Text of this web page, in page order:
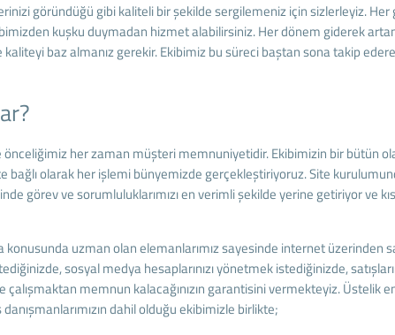
göründüğü gibi kaliteli bir şekilde sergilemeniz için sizlerleyiz. Her
kuşku duymadan hizmet alabilirsiniz. Her dönem giderek
baz almanız gerekir. Ekibimiz bu süreci baştan sona takip
her zaman müşteri memnuniyetidir. Ekibimizin bir bütün
bağlı olarak her işlemi bünyemizde gerçekleştiriyoruz. Site
görev ve sorumluluklarımızı en verimli şekilde yerine getiriyor ve
uzman olan elemanlarımız sayesinde internet üzerinden
sosyal medya hesaplarınızı yönetmek istediğinizde,
memnun kalacağınızın garantisini vermekteyiz. Üstelik
dahil olduğu ekibimizle birlikte;